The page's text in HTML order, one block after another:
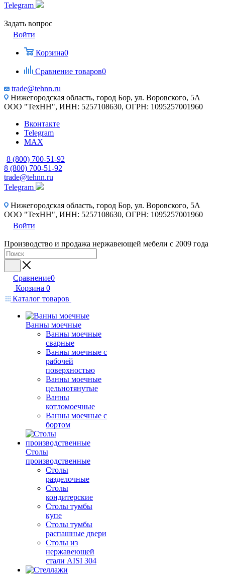
Telegram
Задать вопрос
Войти
Корзина0
Сравнение товаров0
trade@tehnn.ru
Нижегородская область, город Бор, ул. Воровского, 5А
ООО "ТехНН", ИНН: 5257108630, ОГРН: 1095257001960
Вконтакте
Telegram
MAX
8 (800) 700-51-92
8 (800) 700-51-92
trade@tehnn.ru
Telegram
Нижегородская область, город Бор, ул. Воровского, 5А
ООО "ТехНН", ИНН: 5257108630, ОГРН: 1095257001960
Войти
Производство и продажа нержавеющей мебели с 2009 года
Сравнение0
Корзина 0
Каталог товаров
Ванны моечные
Ванны моечные
сварные
Ванны моечные с
рабочей
поверхностью
Ванны моечные
цельнотянутые
Ванны
котломоечные
Ванны моечные с
бортом
Столы
производственные
Столы
разделочные
Столы
кондитерские
Столы тумбы
купе
Столы тумбы
распашные двери
Столы из
нержавеющей
стали AISI 304